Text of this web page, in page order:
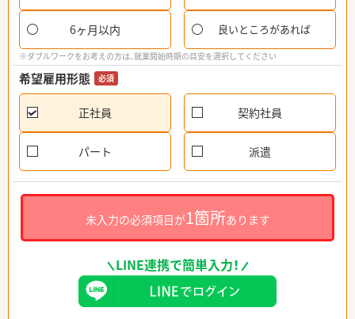
6ヶ月以内 良いところがあれば
※ダブルワークをお考えの方は、就業開始時期の目安を選択してください
希望雇用形態 必須
正社員 契約社員
パート 派遣
未入力の必須項目が1箇所あります
LINE連携で簡単入力！